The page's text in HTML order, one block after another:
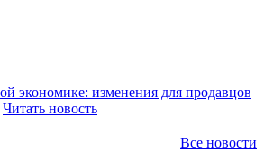
экономике: изменения для продавцов
Читать новость
Все новости